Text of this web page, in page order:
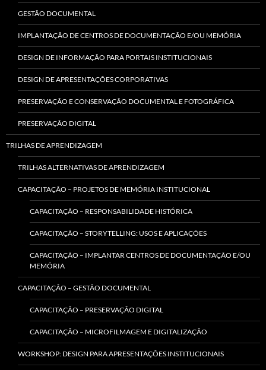
GESTÃO DOCUMENTAL
IMPLANTAÇÃO DE CENTROS DE DOCUMENTAÇÃO E/OU MEMÓRIA
DESIGN DE INFORMAÇÃO PARA PORTAIS INSTITUCIONAIS
DESIGN DE APRESENTAÇÕES CORPORATIVAS
PRESERVAÇÃO E CONSERVAÇÃO DOCUMENTAL E FOTOGRÁFICA
PRESERVAÇÃO DIGITAL
TRILHAS DE APRENDIZAGEM
TRILHAS ALTERNATIVAS DE APRENDIZAGEM
CAPACITAÇÃO – PROJETOS DE MEMÓRIA INSTITUCIONAL
CAPACITAÇÃO – RESPONSABILIDADE HISTÓRICA
CAPACITAÇÃO – STORYTELLING: USOS E APLICAÇÕES
CAPACITAÇÃO – IMPLANTAR CENTROS DE DOCUMENTAÇÃO E/OU
MEMÓRIA
CAPACITAÇÃO – GESTÃO DOCUMENTAL
CAPACITAÇÃO – PRESERVAÇÃO DIGITAL
CAPACITAÇÃO – MICROFILMAGEM E DIGITALIZAÇÃO
WORKSHOP: DESIGN PARA APRESENTAÇÕES INSTITUCIONAIS